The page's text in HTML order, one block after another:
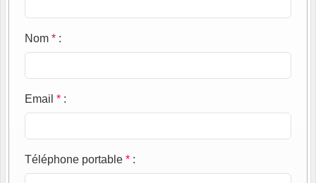
Nom * :
Email * :
Téléphone portable * :